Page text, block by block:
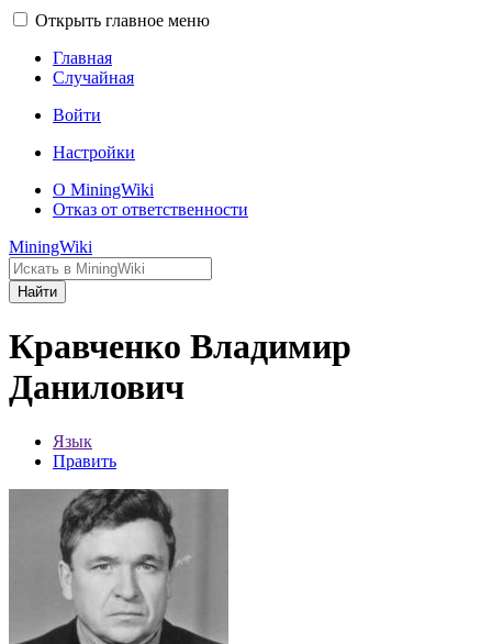
Открыть главное меню
Главная
Случайная
Войти
Настройки
О MiningWiki
Отказ от ответственности
MiningWiki
Найти
Кравченко Владимир
Данилович
Язык
Править